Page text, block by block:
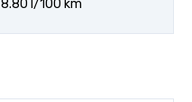
8.80 l/100 km